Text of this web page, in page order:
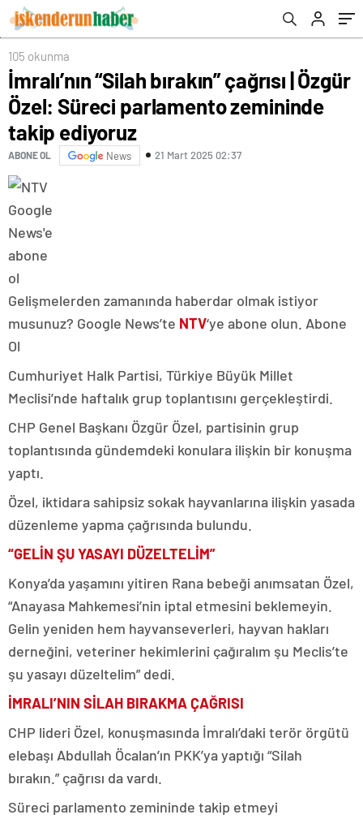
105 okunma
İmralı’nın “Silah bırakın” çağrısı | Özgür
Özel: Süreci parlamento zemininde
takip ediyoruz
ABONE OL News 21 Mart 2025 02:37
Gelişmelerden zamanında haberdar olmak istiyor
musunuz? Google News’te NTV‘ye abone olun. Abone
Ol
Cumhuriyet Halk Partisi, Türkiye Büyük Millet
Meclisi’nde haftalık grup toplantısını gerçekleştirdi.
CHP Genel Başkanı Özgür Özel, partisinin grup
toplantısında gündemdeki konulara ilişkin bir konuşma
yaptı.
Özel, iktidara sahipsiz sokak hayvanlarına ilişkin yasada
düzenleme yapma çağrısında bulundu.
“GELİN ŞU YASAYI DÜZELTELİM”
Konya’da yaşamını yitiren Rana bebeği anımsatan Özel,
“Anayasa Mahkemesi’nin iptal etmesini beklemeyin.
Gelin yeniden hem hayvanseverleri, hayvan hakları
derneğini, veteriner hekimlerini çağıralım şu Meclis’te
şu yasayı düzeltelim” dedi.
İMRALI’NIN SİLAH BIRAKMA ÇAĞRISI
CHP lideri Özel, konuşmasında İmralı’daki terör örgütü
elebaşı Abdullah Öcalan’ın PKK’ya yaptığı “Silah
bırakın.” çağrısı da vardı.
Süreci parlamento zemininde takip etmeyi